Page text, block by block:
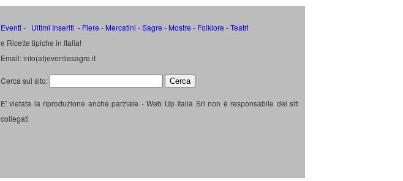
Eventi - Ultimi Inseriti - Fiere - Mercatini -Sagre - Mostre - Folklore -Teatri
e Ricette tipiche in Italia!
Email: info(at)eventiesagre.it
Cerca sul sito:
E' vietata la riproduzione anche parziale - Web Up Italia Srl non è responsabile dei siti
collegati